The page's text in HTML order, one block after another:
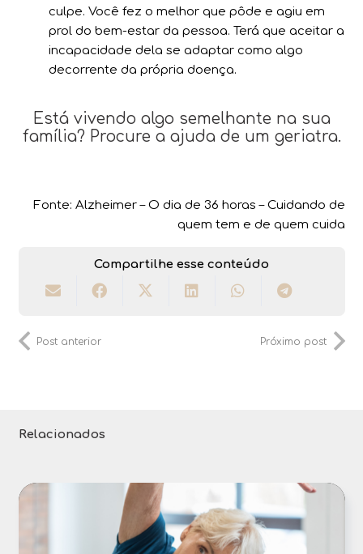
culpe. Você fez o melhor que pôde e agiu em
prol do bem-estar da pessoa. Terá que aceitar a
incapacidade dela se adaptar como algo
decorrente da própria doença.
Está vivendo algo semelhante na sua
família? Procure a ajuda de um geriatra.
Fonte: Alzheimer – O dia de 36 horas – Cuidando de
quem tem e de quem cuida
Compartilhe esse conteúdo
Post anterior Próximo post
Relacionados